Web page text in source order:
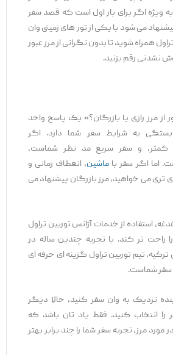
‌ویژه اگر برای بار اول است که قصد سفر
می ‌شود با یکی از تور های زمینی وان
همراه شوید تا بدون نگرانی از مرز عبور
‌نشدنی رقم بزنید.
مرز رازی یا بازرگان؟» یک پاسخ واحد
به شرایط سفر شما دارد. اگر
کمتر، و سفر سریع مد نظر شماست،
اما اگر سفر باماشین، انعطاف زمانی و
می‌ خواهید، مرز بازرگان پیشنهاد می
استفاده از خدمات آژانس توربین تراول
راحت ‌تر کند. با تجربه چندین ساله در
تیم توربین تراول گزینه ‌ای حرفه ‌ای
سفر شماست.
نزدیک به وان سفر کنید، حالا دیگر
انتخاب کنید. فقط یاد تان باشد که
مرز، تجربه سفر شما را چند برابر بهتر